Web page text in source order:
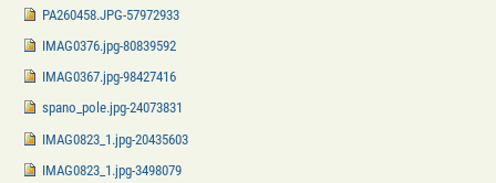
PA260458.JPG-57972933
IMAG0376.jpg-80839592
IMAG0367.jpg-98427416
spano_pole.jpg-24073831
IMAG0823_1.jpg-20435603
IMAG0823_1.jpg-3498079